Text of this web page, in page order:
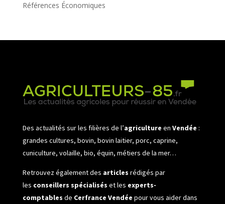
Références Économiques
Des actualités sur les filières de l’agriculture en Vendée :
grandes cultures, bovin, bovin laitier, porc, caprine,
cuniculture, volaille, bio, équin, métiers de la mer…
Retrouvez également des articles rédigés par
les conseillers spécialisés et les experts-
comptables de Cerfrance Vendée pour vous aider dans